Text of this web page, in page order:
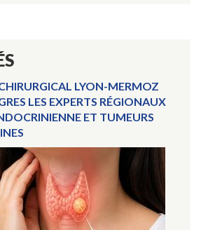
LYON-MERMOZ
LES EXPERTS RÉGIONAUX
ET TUMEURS